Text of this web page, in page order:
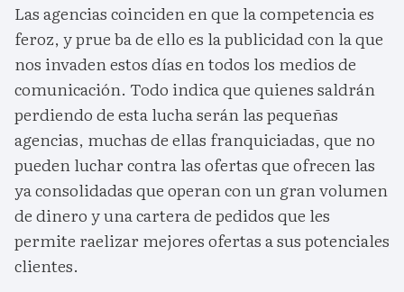
Las agencias coinciden en que la competencia es
feroz, y prue ba de ello es la publicidad con la que
nos invaden estos días en todos los medios de
comunicación. Todo indica que quienes saldrán
perdiendo de esta lucha serán las pequeñas
agencias, muchas de ellas franquiciadas, que no
pueden luchar contra las ofertas que ofrecen las
ya consolidadas que operan con un gran volumen
de dinero y una cartera de pedidos que les
permite raelizar mejores ofertas a sus potenciales
clientes.